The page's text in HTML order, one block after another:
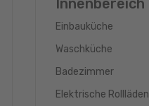
Innenbereich
Einbauküche
Waschküche
Badezimmer
Elektrische Rollläden